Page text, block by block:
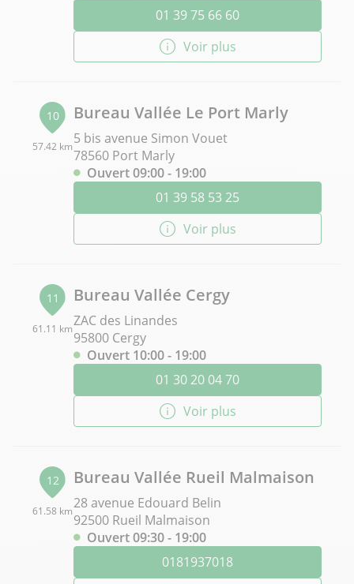
01 39 75 66 60
Voir plus
10
57.42 km
Bureau Vallée Le Port Marly
5 bis avenue Simon Vouet
78560 Port Marly
Ouvert 09:00 - 19:00
01 39 58 53 25
Voir plus
11
61.11 km
Bureau Vallée Cergy
ZAC des Linandes
95800 Cergy
Ouvert 10:00 - 19:00
01 30 20 04 70
Voir plus
12
61.58 km
Bureau Vallée Rueil Malmaison
28 avenue Edouard Belin
92500 Rueil Malmaison
Ouvert 09:30 - 19:00
0181937018